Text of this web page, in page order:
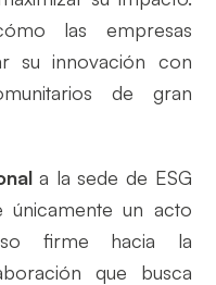
las empresas
su innovación con
de gran
a la sede de ESG
un acto
firme hacia la
que busca